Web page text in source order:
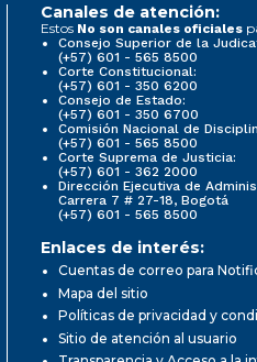
Canales de atención:
Estos No son canales oficiales
Consejo Superior de la
(+57) 601 - 565 8500
Corte Constitucional:
(+57) 601 - 350 6200
Consejo de Estado:
(+57) 601 - 350 6700
Comisión Nacional de
(+57) 601 - 565 8500
Corte Suprema de Justicia:
(+57) 601 - 362 2000
Dirección Ejecutiva de
Carrera 7 # 27-18, Bogotá
(+57) 601 - 565 8500
Enlaces de interés:
Cuentas de correo para
Mapa del sitio
Políticas de privacidad y
Sitio de atención al usuario